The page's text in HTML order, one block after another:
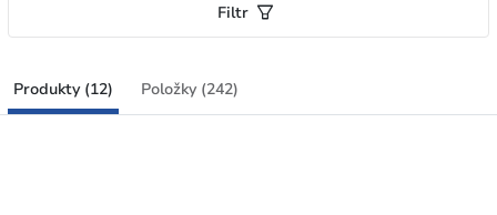
Filtr
Produkty (12) Položky (242)